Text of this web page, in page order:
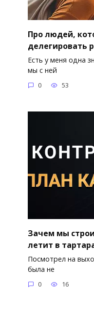
Про людей,
делегировать
Есть у меня одна
мы с ней
0 53
Зачем мы
летит в
Посмотрел на
была не
0 16